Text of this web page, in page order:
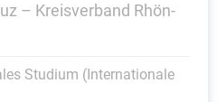
– Kreisverband Rhön-
Studium (Internationale